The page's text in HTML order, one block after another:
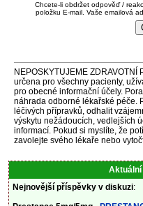
Chcete-li obdržet odpověď /
položku E-mail. Vaše emailová
NEPOSKYTUJEME
určena pro všechny pacienty,
pro obecné informační účely.
náhrada odborné lékařské péče.
léčivých přípravků, odhalit
výskytu nežádoucích, vedlejších
informací. Pokud si myslíte, že
zavolejte svého lékaře nebo
Aktuální
Nejnovější příspěvky v diskuzi: